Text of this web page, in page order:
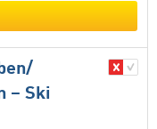
– Ski